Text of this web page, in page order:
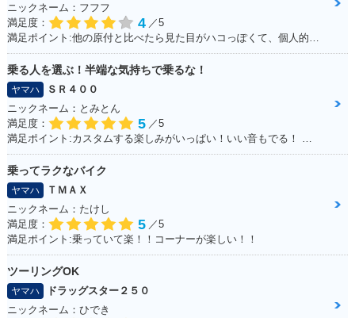
ニックネーム：フフフ
満足度：
4 ／5
乗る人を選ぶ！半端な気持ちで乗るな！
ヤマハ
ＳＲ４００
ニックネーム：とみとん
満足度：
5 ／5
乗ってラクなバイク
ヤマハ
ＴＭＡＸ
ニックネーム：たけし
満足度：
5 ／5
満足ポイント:乗っていて楽！！コーナーが楽しい！！
ツーリングOK
ヤマハ
ドラッグスター２５０
ニックネーム：ひでき